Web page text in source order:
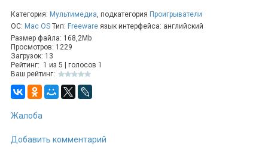
стримить контент на телевизоры, игровые приставки,
смартфоны, планшеты и другие устройства,
подключенные к домашней сети.
Простота настройки:
настройки UMS для быстрого запуска стриминга
медиа-контента.
Медиа-библиотека и плейлисты:
организации медиа-библиотеки и создания плейлистов
Транскодирование и потоковая
если устройство не поддерживает определенный
Категория: Мультимедиа, подкатегория Проигрыватели
ОС: Mac OS Тип: Freeware язык интерфейса: английский
Размер файла: 168,2Mb
Просмотров: 1229
Загрузок: 13
Рейтинг: 1 из 5 | голосов 1
Ваш рейтинг:
Жалоба
Добавить комментарий